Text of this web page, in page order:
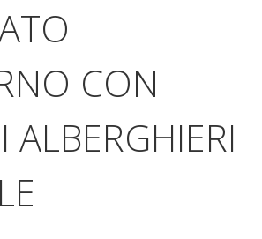
CON
ALBERGHIERI